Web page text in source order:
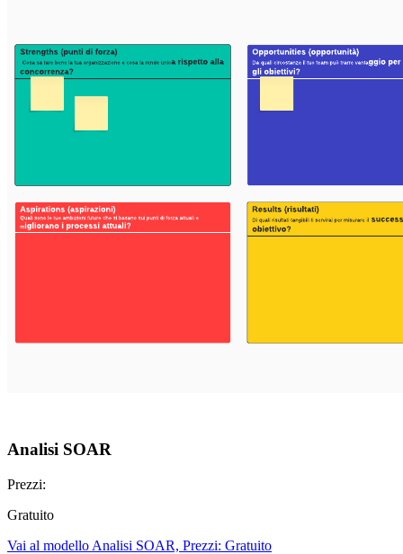
Analisi SOAR
Prezzi:
Gratuito
Vai al modello Analisi SOAR, Prezzi: Gratuito